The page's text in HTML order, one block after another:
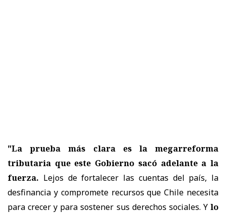
"La prueba más clara es la megarreforma
tributaria que este Gobierno sacó adelante a la
fuerza. Lejos de fortalecer las cuentas del país, la
desfinancia y compromete recursos que Chile necesita
para crecer y para sostener sus derechos sociales. Y lo